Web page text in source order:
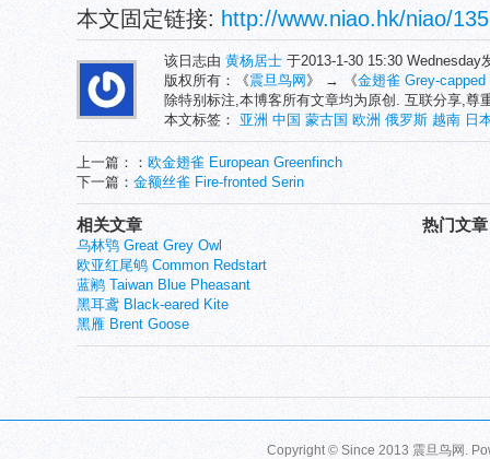
本文固定链接: http://www.niao.hk/niao/
该日志由 黄杨居士 于2013-1-30 15:30 Wednesday
版权所有：《震旦鸟网 》 → 《金翅雀 Grey-capped
除特别标注,本博客所有文章均为原创. 互联分享,尊
本文标签： 亚洲 中国 蒙古国 欧洲 俄罗斯 越南 日
上一篇：： 欧金翅雀 European Greenfinch
下一篇： 金额丝雀 Fire-fronted Serin
热门文章
相关文章
乌林鸮 Great Grey Owl
欧亚红尾鸲 Common Redstart
蓝鹇 Taiwan Blue Pheasant
黑耳鸢 Black-eared Kite
黑雁 Brent Goose
Copyright © Since 2013 震旦鸟网 .